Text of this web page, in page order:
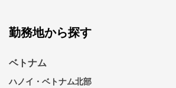
勤務地から探す
ベトナム
ハノイ・ベトナム北部